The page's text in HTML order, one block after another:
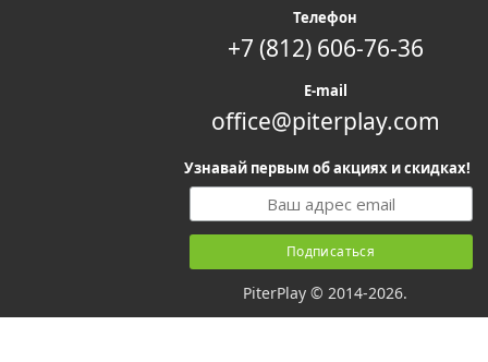
Телефон
+7 (812) 606-76-36
E-mail
office@piterplay.com
Узнавай первым об акциях и скидках!
PiterPlay © 2014-2026.